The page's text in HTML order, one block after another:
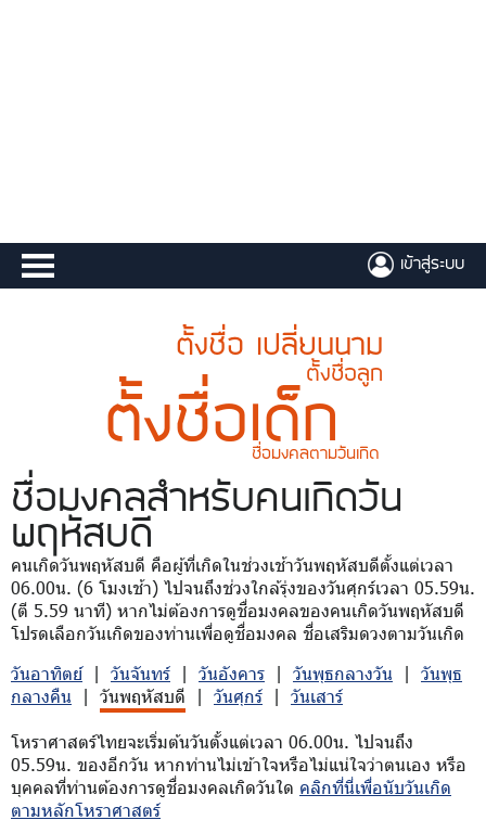
เข้าสู่ระบบ
ตั้งชื่อ เปลี่ยนนาม
ตั้งชื่อลูก
ตั้งชื่อเด็ก
ชื่อมงคลตามวันเกิด
ชื่อมงคลสำหรับคนเกิดวัน
พฤหัสบดี
คนเกิดวันพฤหัสบดี คือผู้ที่เกิดในช่วงเช้าวันพฤหัสบดีตั้งแต่เวลา
06.00น. (6 โมงเช้า) ไปจนถึงช่วงใกล้รุ่งของวันศุกร์เวลา 05.59น.
(ตี 5.59 นาที) หากไม่ต้องการดูชื่อมงคลของคนเกิดวันพฤหัสบดี
โปรดเลือกวันเกิดของท่านเพื่อดูชื่อมงคล ชื่อเสริมดวงตามวันเกิด
วันอาทิตย์| วันจันทร์ | วันอังคาร | วันพุธกลางวัน | วันพุธ
กลางคืน | วันพฤหัสบดี | วันศุกร์ | วันเสาร์
โหราศาสตร์ไทยจะเริ่มต้นวันตั้งแต่เวลา 06.00น. ไปจนถึง
05.59น. ของอีกวัน หากท่านไม่เข้าใจหรือไม่แน่ใจว่าตนเอง หรือ
บุคคลที่ท่านต้องการดูชื่อมงคลเกิดวันใด คลิกที่นี่เพื่อนับวันเกิด
ตามหลักโหราศาสตร์